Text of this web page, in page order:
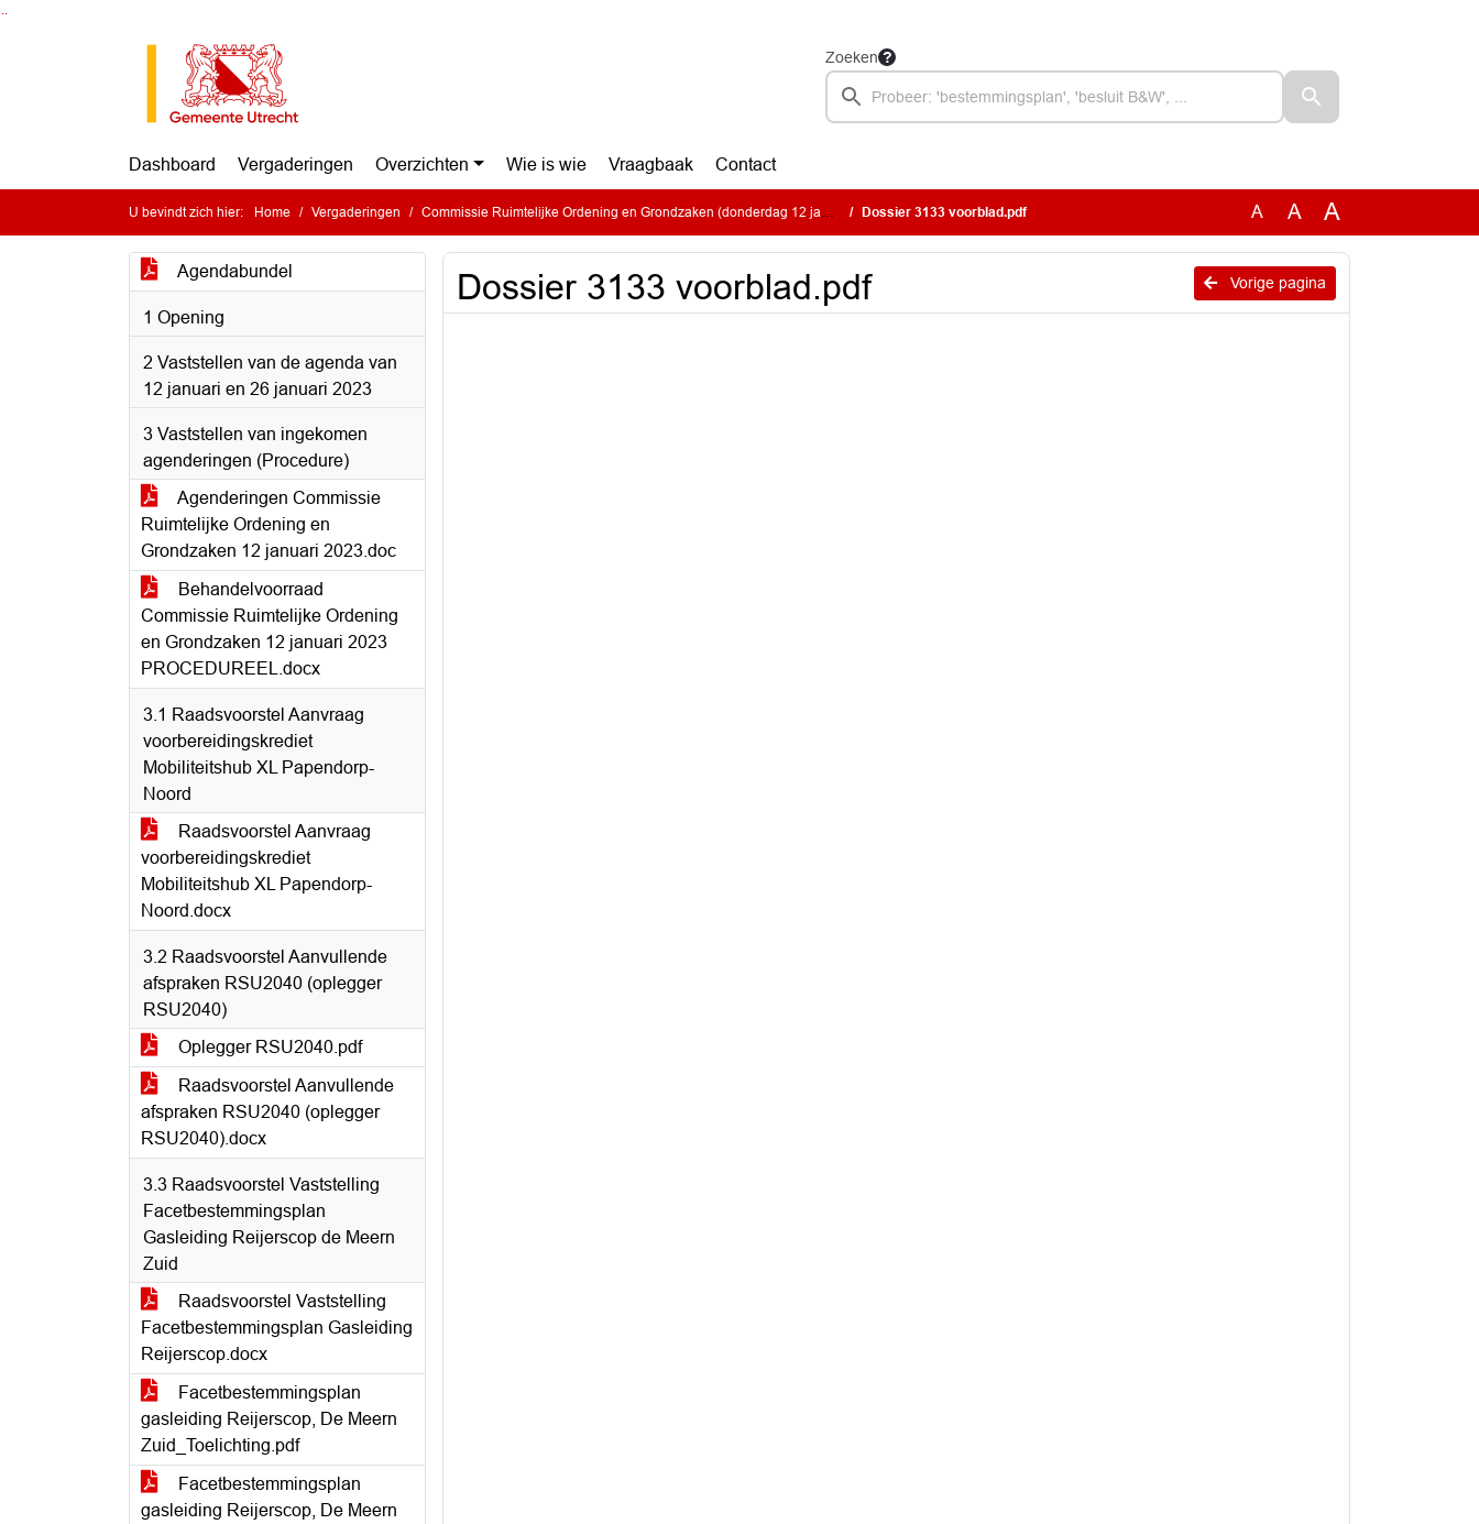
Zoeken
Dashboard Vergaderingen Overzichten Wie is wie Vraagbaak Contact
U bevindt zich hier: Home Vergaderingen Commissie Ruimtelijke Ordening en Grondzaken (donderdag 12 januari 2023) Dossier 3133 voorblad.pdf A A A
Agendabundel
1 Opening
2 Vaststellen van de agenda van
12 januari en 26 januari 2023
3 Vaststellen van ingekomen
agenderingen (Procedure)
Agenderingen Commissie
Ruimtelijke Ordening en
Grondzaken 12 januari 2023.doc
Behandelvoorraad
Commissie Ruimtelijke Ordening
en Grondzaken 12 januari 2023
PROCEDUREEL.docx
3.1 Raadsvoorstel Aanvraag
voorbereidingskrediet
Mobiliteitshub XL Papendorp-
Noord
Raadsvoorstel Aanvraag
voorbereidingskrediet
Mobiliteitshub XL Papendorp-
Noord.docx
3.2 Raadsvoorstel Aanvullende
afspraken RSU2040 (oplegger
RSU2040)
Oplegger RSU2040.pdf
Raadsvoorstel Aanvullende
afspraken RSU2040 (oplegger
RSU2040).docx
3.3 Raadsvoorstel Vaststelling
Facetbestemmingsplan
Gasleiding Reijerscop de Meern
Zuid
Raadsvoorstel Vaststelling
Facetbestemmingsplan Gasleiding
Reijerscop.docx
Facetbestemmingsplan
gasleiding Reijerscop, De Meern
Zuid_Toelichting.pdf
Facetbestemmingsplan
gasleiding Reijerscop, De Meern
Vorige pagina
Dossier 3133 voorblad.pdf